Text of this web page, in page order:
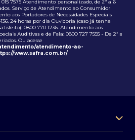
7575 Atendimento personalizado, de 2ª a 6
Serviço de Atendimento ao Consumidor
aos Portadores de Necessidades Especiais
24 horas por dia Ouvidoria (caso já tenha
0800 770 1236. Atendimento aos
Auditivas e de Fala: 0800 727 7555 - De 2ª a
Ou acesse
atendimento-ao-
www.safra.com.br/